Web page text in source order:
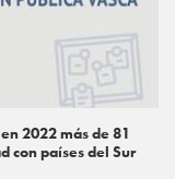
2022 más de 81
con países del Sur